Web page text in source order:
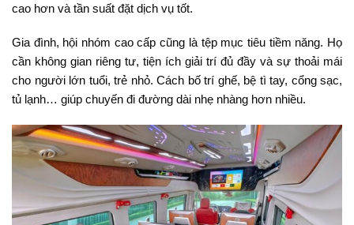
cao hơn và tần suất đặt dịch vụ tốt.
Gia đình, hội nhóm cao cấp cũng là tệp mục tiêu tiềm năng. Họ
cần không gian riêng tư, tiện ích giải trí đủ đầy và sự thoải mái
cho người lớn tuổi, trẻ nhỏ. Cách bố trí ghế, bệ tì tay, cổng sạc,
tủ lạnh… giúp chuyến đi đường dài nhẹ nhàng hơn nhiều.